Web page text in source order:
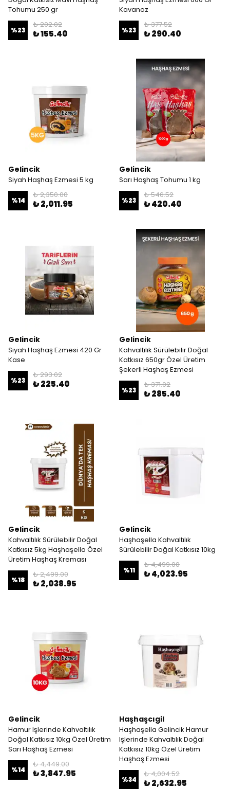
Tohumu 250 gr
%23
₺ 202.02
₺ 155.40
Kavanoz
%23
₺ 377.52
₺ 290.40
Gelincik
Siyah Haşhaş Ezmesi 5 kg
%14
₺ 2,350.00
₺ 2,011.95
Gelincik
Sarı Haşhaş Tohumu 1 kg
%23
₺ 546.52
₺ 420.40
Gelincik
Siyah Haşhaş Ezmesi 420 Gr
Kase
%23
₺ 293.02
₺ 225.40
Gelincik
Kahvaltılık Sürülebilir Doğal
Katkısız 650gr Özel Üretim
Şekerli Haşhaş Ezmesi
%23
₺ 371.02
₺ 285.40
Gelincik
Kahvaltılık Sürülebilir Doğal
Katkısız 5kg Haşhaşella Özel
Üretim Haşhaş Kreması
%18
₺ 2,499.00
₺ 2,038.95
Gelincik
Haşhaşella Kahvaltılık
Sürülebilir Doğal Katkısız 10kg
%11
₺ 4,499.00
₺ 4,023.95
Gelincik
Hamur Işlerinde Kahvaltılık
Doğal Katkısız 10kg Özel Üretim
Sarı Haşhaş Ezmesi
%14
₺ 4,449.00
₺ 3,847.95
Haşhaşcıgil
Haşhaşella Gelincik Hamur
Işlerinde Kahvaltılık Doğal
Katkısız 10kg Özel Üretim
Haşhaş Ezmesi
%34
₺ 4,004.52
₺ 2,632.95